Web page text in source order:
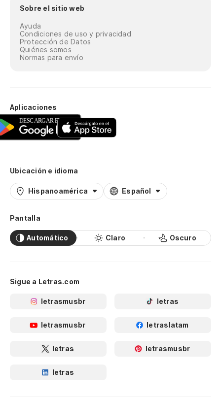
Sobre el sitio web
Ayuda
Condiciones de uso y privacidad
Protección de Datos
Quiénes somos
Normas para envío
Aplicaciones
Ubicación e idioma
Hispanoamérica Español
Pantalla
Automático Claro Oscuro
Sigue a Letras.com
letrasmusbr letras
letrasmusbr letraslatam
letras letrasmusbr
letras